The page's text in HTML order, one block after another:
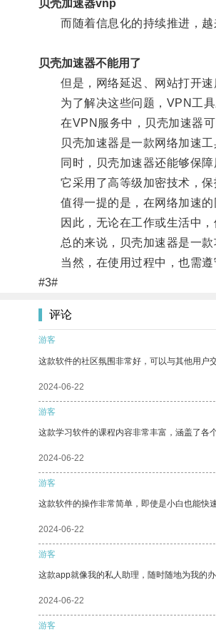
贝壳加速器vnp
而随着信息化的持续推进，越
贝壳加速器不能用了
但是，网络延迟、网站打开速
为了解决这些问题，VPN工具
在VPN服务中，贝壳加速器可
贝壳加速器是一款网络加速工
同时，贝壳加速器还能够保障
它采用了高等级加密技术，保
值得一提的是，在网络加速的
因此，无论在工作或生活中，
总的来说，贝壳加速器是一款
当然，在使用过程中，也需遵
#3#
评论
游客
这款软件的社区氛围非常好，可以与其他用户
2024-06-22
游客
这款学习软件的课程内容非常丰富，涵盖了各
2024-06-22
游客
这款软件的操作非常简单，即使是小白也能快速
2024-06-22
游客
这款app就像我的私人助理，随时随地为我的办
2024-06-22
游客